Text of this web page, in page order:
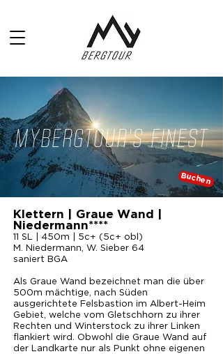
MYBERGTOUR'S FINEST
Buchen
Klettern | Graue Wand |
Niedermann****
11 SL | 450m | 5c+ (5c+ obl)
M. Niedermann, W. Sieber 64
saniert BGA
Als Graue Wand bezeichnet man die über
500m mächtige, nach Süden
ausgerichtete Felsbastion im Albert-Heim
Gebiet, welche vom Gletschhorn zu ihrer
Rechten und Winterstock zu ihrer Linken
flankiert wird. Obwohl die Graue Wand auf
der Landkarte nur als Punkt ohne eigenen